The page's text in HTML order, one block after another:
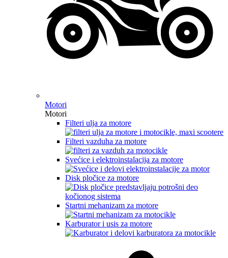
Motori
Motori
Filteri ulja za motore
Filteri vazduha za motore
Svećice i elektroinstalacija za motore
Disk pločice za motore
Startni mehanizam za motore
Karburator i usis za motore